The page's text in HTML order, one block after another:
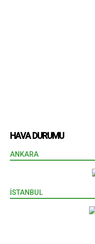
HAVA DURUMU
ANKARA
İSTANBUL